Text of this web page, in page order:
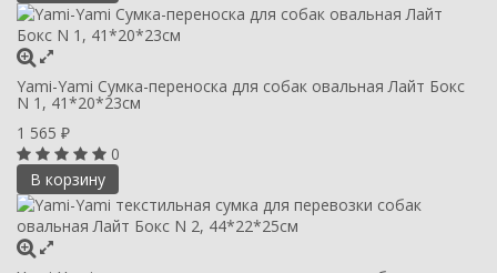
Yami-Yami Сумка-переноска для собак овальная Лайт Бокс
N 1, 41*20*23см
1 565 ₽
0
В корзину